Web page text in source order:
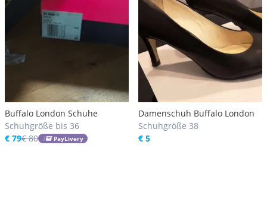
Buffalo London Schuhe
Schuhgröße bis 36
€ 79€ 80 PayLivery
Damenschuh Buffalo London
Schuhgröße 38
€ 5